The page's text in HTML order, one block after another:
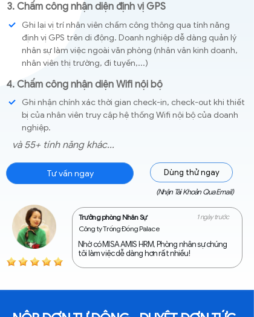
và 55+ tính năng khác...
3. Chấm công nhận diện định vị GPS
Ghi lại vị trí nhân viên chấm công thông qua tính năng
định vị GPS trên di động. Doanh nghiệp dễ dàng quản lý
nhân sự làm việc ngoài văn phòng (nhân vân kinh doanh,
nhân viên thị trường, đi tuyến,...)
4. Chấm công nhận diện Wifi nội bộ
Ghi nhận chính xác thời gian check-in, check-out khi thiết
bị của nhân viên truy cập hệ thống Wifi nội bộ của doanh
nghiệp.
(Nhận Tài Khoản Qua Email)
Dùng thử ngay
Tư vấn ngay
Nhờ có MISA AMIS HRM, Phòng nhân sự chúng
tôi làm việc dễ dàng hơn rất nhiều!
Trưởng phòng Nhân Sự
Công ty Trống Đồng Palace
1 ngày trước